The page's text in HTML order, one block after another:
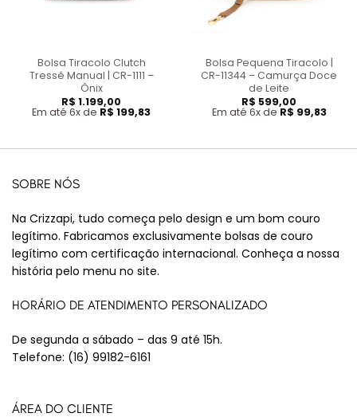
Bolsa Tiracolo Clutch
Tressê Manual | CR-1111 –
Ônix
R$ 1.199,00
Em até 6x de R$ 199,83
Bolsa Pequena Tiracolo |
CR-11344 – Camurça Doce
de Leite
R$ 599,00
Em até 6x de R$ 99,83
SOBRE NÓS
Na Crizzapi, tudo começa pelo design e um bom couro
legítimo. Fabricamos exclusivamente bolsas de couro
legítimo com certificação internacional. Conheça a nossa
história pelo menu no site.
HORÁRIO DE ATENDIMENTO PERSONALIZADO
De segunda a sábado – das 9 até 15h.
Telefone: (16) 99182-6161
ÁREA DO CLIENTE